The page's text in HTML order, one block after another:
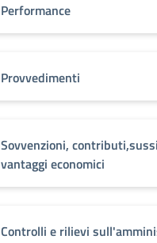
Performance
Provvedimenti
Sovvenzioni,
vantaggi economici
Controlli e rilievi